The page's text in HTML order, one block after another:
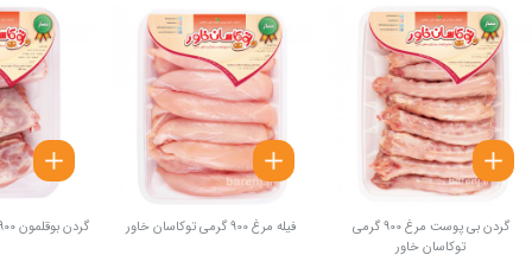
گردن بی پوست مرغ 900 گرمی
توکاسان خاور
فیله مرغ 900 گرمی توکاسان خاور گردن بوقلمون 900 گرمی توکاسان خاور